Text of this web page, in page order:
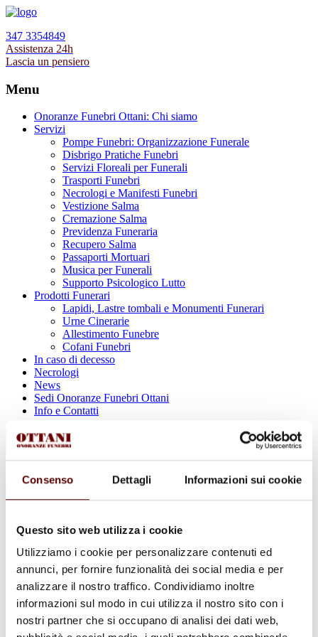
Consenso Dettagli Informazioni sui cookie
Questo sito web utilizza i cookie
Utilizziamo i cookie per personalizzare contenuti ed
annunci, per fornire funzionalità dei social media e per
analizzare il nostro traffico. Condividiamo inoltre
informazioni sul modo in cui utilizza il nostro sito con i
nostri partner che si occupano di analisi dei dati web,
347 3354849
Assistenza 24h
Lascia un pensiero
Menu
Onoranze Funebri Ottani: Chi siamo
Servizi
Pompe Funebri: Organizzazione Funerale
Disbrigo Pratiche Funebri
Servizi Floreali per Funerali
Trasporti Funebri
Necrologi e Manifesti Funebri
Vestizione Salma
Cremazione Salma
Previdenza Funeraria
Recupero Salma
Passaporti Mortuari
Musica per Funerali
Supporto Psicologico Lutto
Prodotti Funerari
Lapidi, Lastre tombali e Monumenti Funerari
Urne Cinerarie
Allestimento Funebre
Cofani Funebri
In caso di decesso
Necrologi
News
Sedi Onoranze Funebri Ottani
Info e Contatti
Cerca
per:
ELEONORA MINOZZI
VED. FRANZONI
23 Giugno 1929 - 8 Settembre 2023
Condividi questa pagina